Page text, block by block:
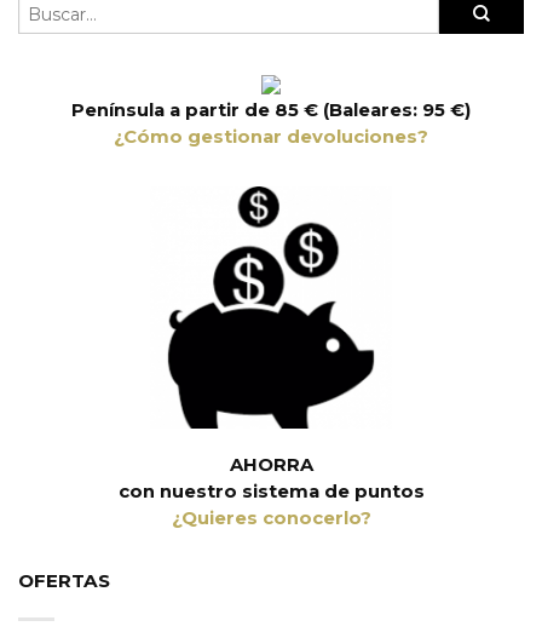
Península a partir de 85 € (Baleares: 95 €)
¿Cómo gestionar devoluciones?
AHORRA
con nuestro sistema de puntos
¿Quieres conocerlo?
OFERTAS